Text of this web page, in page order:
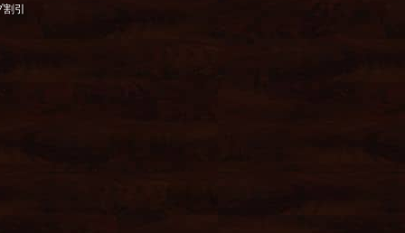
引